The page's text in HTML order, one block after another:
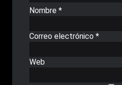
Nombre *
Correo electrónico *
Web